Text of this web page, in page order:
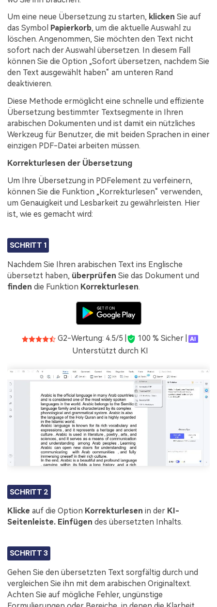
Um eine neue Übersetzung zu starten, klicken Sie auf
das Symbol
Papierkorb, um die aktuelle Auswahl zu
löschen. Angenommen, Sie möchten den Text nicht
sofort nach der Auswahl übersetzen. In diesem Fall
können Sie die Option „Sofort übersetzen, nachdem Sie
den Text ausgewählt haben“ am unteren Rand
deaktivieren.
Diese Methode ermöglicht eine schnelle und effiziente
Übersetzung bestimmter Textsegmente in Ihren
arabischen Dokumenten und ist damit ein nützliches
Werkzeug für Benutzer, die mit beiden Sprachen in einer
einzigen PDF-Datei arbeiten müssen.
Korrekturlesen der Übersetzung
Um Ihre Übersetzung in PDFelement zu verfeinern,
können Sie die Funktion „Korrekturlesen“ verwenden,
um Genauigkeit und Lesbarkeit zu gewährleisten. Hier
ist, wie es gemacht wird:
SCHRITT 1
Nachdem Sie Ihren arabischen Text ins Englische
übersetzt haben, überprüfen Sie das Dokument und
finden die Funktion Korrekturlesen.
G2-Wertung: 4.5/5 |
100 % Sicher |
Unterstützt durch KI
SCHRITT 2
Klicke auf die Option Korrekturlesen in der KI-
Seitenleiste. Einfügen des übersetzten Inhalts.
SCHRITT 3
Gehen Sie den übersetzten Text sorgfältig durch und
vergleichen Sie ihn mit dem arabischen Originaltext.
Achten Sie auf mögliche Fehler, ungünstige